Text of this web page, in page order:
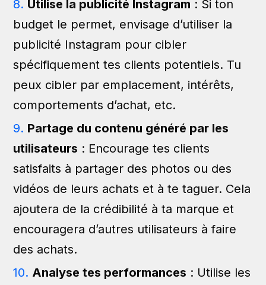
Utilise la publicité Instagram : Si ton
budget le permet, envisage d’utiliser la
publicité Instagram pour cibler
spécifiquement tes clients potentiels. Tu
peux cibler par emplacement, intérêts,
comportements d’achat, etc.
Partage du contenu généré par les
utilisateurs : Encourage tes clients
satisfaits à partager des photos ou des
vidéos de leurs achats et à te taguer. Cela
ajoutera de la crédibilité à ta marque et
encouragera d’autres utilisateurs à faire
des achats.
Analyse tes performances : Utilise les